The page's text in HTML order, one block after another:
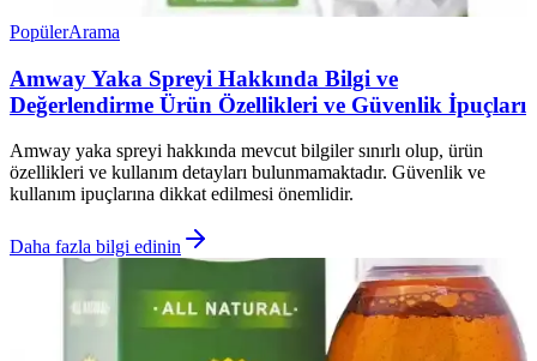
PopülerArama
Amway Yaka Spreyi Hakkında Bilgi ve
Değerlendirme Ürün Özellikleri ve Güvenlik İpuçları
Amway yaka spreyi hakkında mevcut bilgiler sınırlı olup, ürün
özellikleri ve kullanım detayları bulunmamaktadır. Güvenlik ve
kullanım ipuçlarına dikkat edilmesi önemlidir.
Daha fazla bilgi edinin